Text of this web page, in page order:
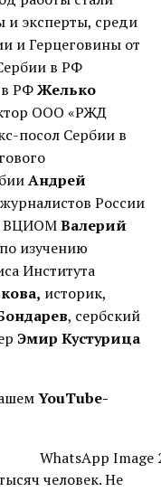
и эксперты, среди
и Герцеговины от
в РФ
в РФЖелько
ООО «РЖД
посол Сербии в
Андрей
России
ВЦИОМВалерий
изучению
Института
, историк,
, сербский
Эмир Кустурица
YouTube-
человек. Не